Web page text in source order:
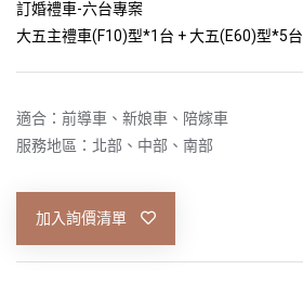
訂婚禮車-六台專案
大五主禮車(F10)型*1台 + 大五(E60)型*5台
適合：前導車、新娘車、陪嫁車
服務地區：北部、中部、南部
加入詢價清單